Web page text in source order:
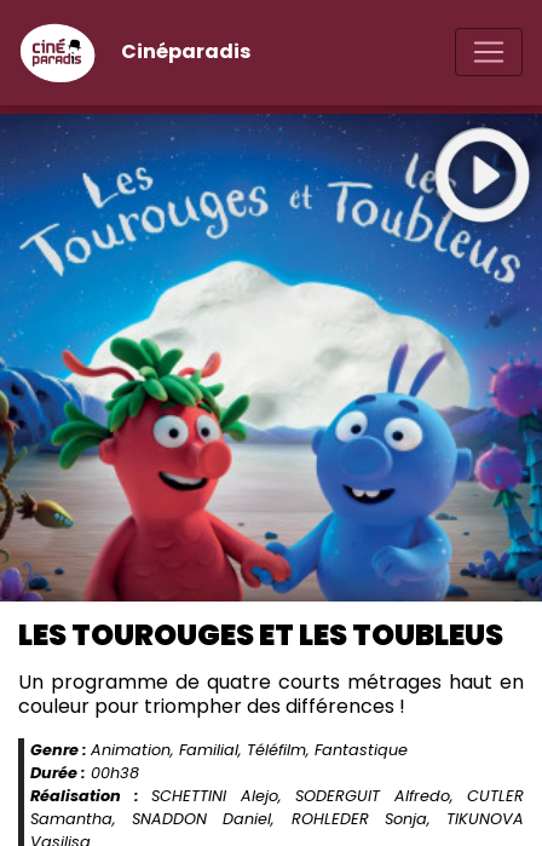
Cinéparadis
LES TOUROUGES ET LES TOUBLEUS
Un programme de quatre courts métrages haut en
couleur pour triompher des différences !
Genre : Animation, Familial, Téléfilm, Fantastique
Durée : 00h38
Réalisation : SCHETTINI Alejo, SODERGUIT Alfredo, CUTLER
Samantha, SNADDON Daniel, ROHLEDER Sonja, TIKUNOVA